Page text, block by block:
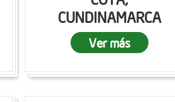
CUNDINAMARCA
Ver más